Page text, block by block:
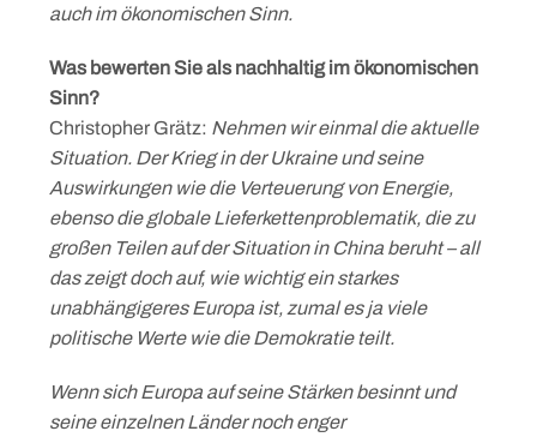
auch im ökonomischen Sinn.
Was bewerten Sie als nachhaltig im ökonomischen
Sinn?
Christopher Grätz: Nehmen wir einmal die aktuelle
Situation. Der Krieg in der Ukraine und seine
Auswirkungen wie die Verteuerung von Energie,
ebenso die globale Lieferkettenproblematik, die zu
großen Teilen auf der Situation in China beruht – all
das zeigt doch auf, wie wichtig ein starkes
unabhängigeres Europa ist, zumal es ja viele
politische Werte wie die Demokratie teilt.
Wenn sich Europa auf seine Stärken besinnt und
seine einzelnen Länder noch enger